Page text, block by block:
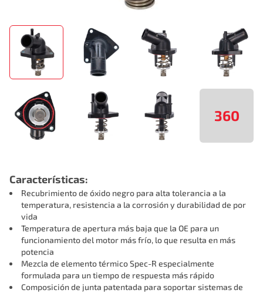
360
Características:
Recubrimiento de óxido negro para alta tolerancia a la
temperatura, resistencia a la corrosión y durabilidad de por
vida
Temperatura de apertura más baja que la OE para un
funcionamiento del motor más frío, lo que resulta en más
potencia
Mezcla de elemento térmico Spec-R️ especialmente
formulada para un tiempo de respuesta más rápido
Composición de junta patentada para soportar sistemas de